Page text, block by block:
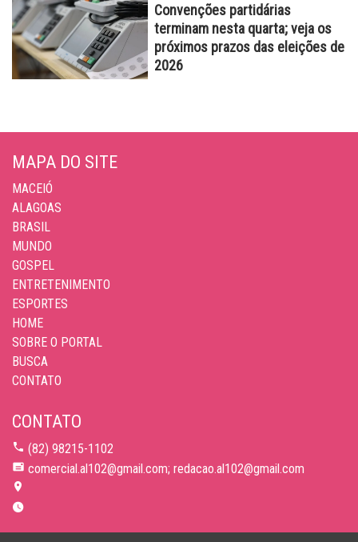
Convenções partidárias
terminam nesta quarta; veja os
próximos prazos das eleições de
2026
MAPA DO SITE
MACEIÓ
ALAGOAS
BRASIL
MUNDO
GOSPEL
ENTRETENIMENTO
ESPORTES
HOME
SOBRE O PORTAL
BUSCA
CONTATO
CONTATO
(82) 98215-1102
comercial.al102@gmail.com; redacao.al102@gmail.com